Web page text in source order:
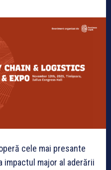
cele mai presante
major al aderării